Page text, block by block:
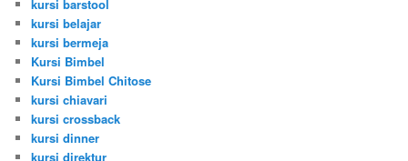
kursi barstool
kursi belajar
kursi bermeja
Kursi Bimbel
Kursi Bimbel Chitose
kursi chiavari
kursi crossback
kursi dinner
kursi direktur